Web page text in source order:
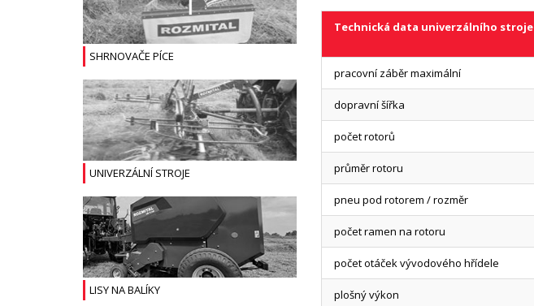
Technická data univerzálního stroje
pracovní záběr maximální
dopravní šířka
počet rotorů
průměr rotoru
pneu pod rotorem / rozměr
počet ramen na rotoru
počet otáček vývodového hřídele
plošný výkon
SHRNOVAČE PÍCE
UNIVERZÁLNÍ STROJE
LISY NA BALÍKY